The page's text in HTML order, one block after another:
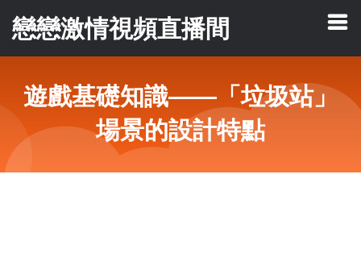
戀戀激情視頻直播間
遊戲基礎知識——「垃圾站」
場景的設計特點